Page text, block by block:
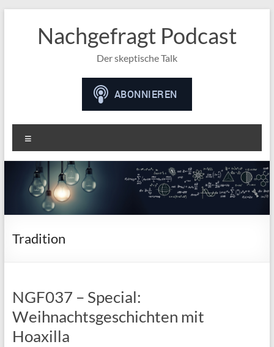
Nachgefragt Podcast
Der skeptische Talk
Tradition
NGF037 – Special:
Weihnachtsgeschichten mit
Hoaxilla